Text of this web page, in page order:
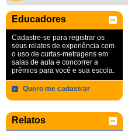
Educadores
Cadastre-se para registrar os
seus relatos de experiência com
o uso de curtas-metragens em
salas de aula e concorrer a
prêmios para você e sua escola.
Quero me cadastrar
Relatos